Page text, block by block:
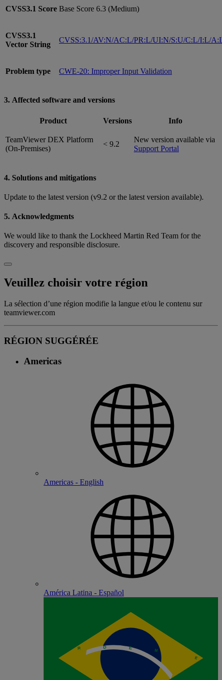
CVSS3.1 Score Base Score 6.3 (Medium)
CVSS3.1
Vector String
CVSS:3.1/AV:N/AC:L/PR:L/UI:N/S:U/C:L/I:L/
Problem type CWE-20: Improper Input Validation
3. Affected software and versions
Product Versions Info
TeamViewer DEX Platform
(On-Premises)
< 9.2
New version available via
Support Portal
4. Solutions and mitigations
Update to the latest version (v9.2 or the latest version available).
5. Acknowledgments
We would like to thank the Lockheed Martin Red Team for the
discovery and responsible disclosure.
Veuillez choisir votre région
La sélection d’une région modifie la langue et/ou le contenu sur
teamviewer.com
RÉGION SUGGÉRÉE
Americas
Americas - English
América Latina - Español